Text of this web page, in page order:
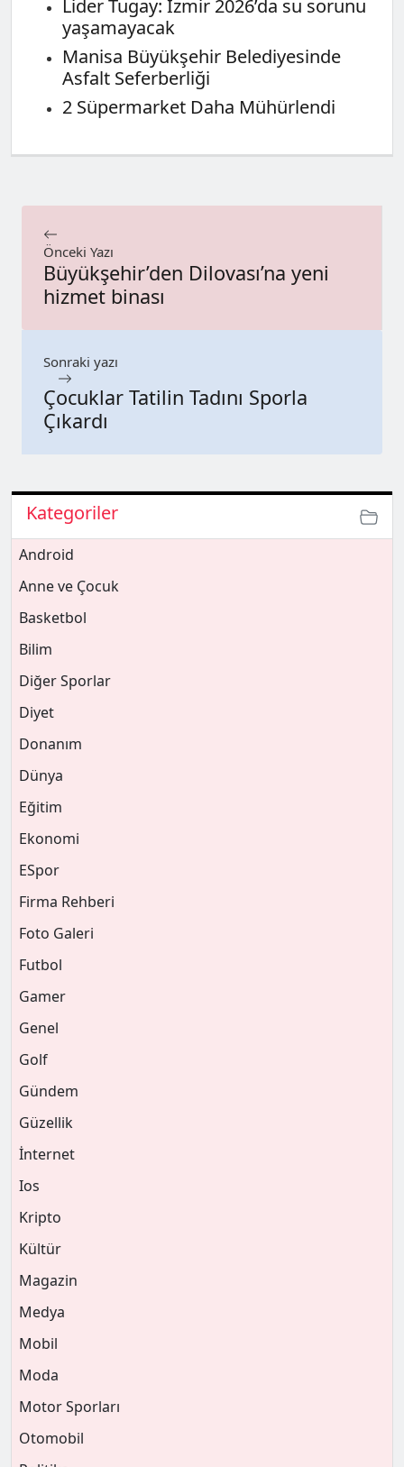
Lider Tugay: İzmir 2026’da su sorunu
yaşamayacak
Manisa Büyükşehir Belediyesinde
Asfalt Seferberliği
2 Süpermarket Daha Mühürlendi
Önceki Yazı
Büyükşehir’den Dilovası’na yeni
hizmet binası
Sonraki yazı
Çocuklar Tatilin Tadını Sporla
Çıkardı
Kategoriler
Android
Anne ve Çocuk
Basketbol
Bilim
Diğer Sporlar
Diyet
Donanım
Dünya
Eğitim
Ekonomi
ESpor
Firma Rehberi
Foto Galeri
Futbol
Gamer
Genel
Golf
Gündem
Güzellik
İnternet
Ios
Kripto
Kültür
Magazin
Medya
Mobil
Moda
Motor Sporları
Otomobil